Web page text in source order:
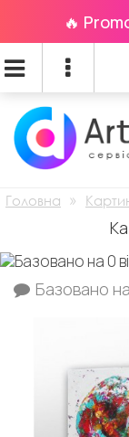
🔥
Головна »
Базовано